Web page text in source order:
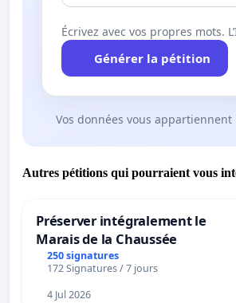
Écrivez avec vos propres mots.
Générer la pétition
Vos données vous appartiennent
Autres pétitions qui pourraient vous
Préserver intégralement le
Marais de la Chaussée
250 signatures
172 Signatures / 7 jours
4 Jul 2026